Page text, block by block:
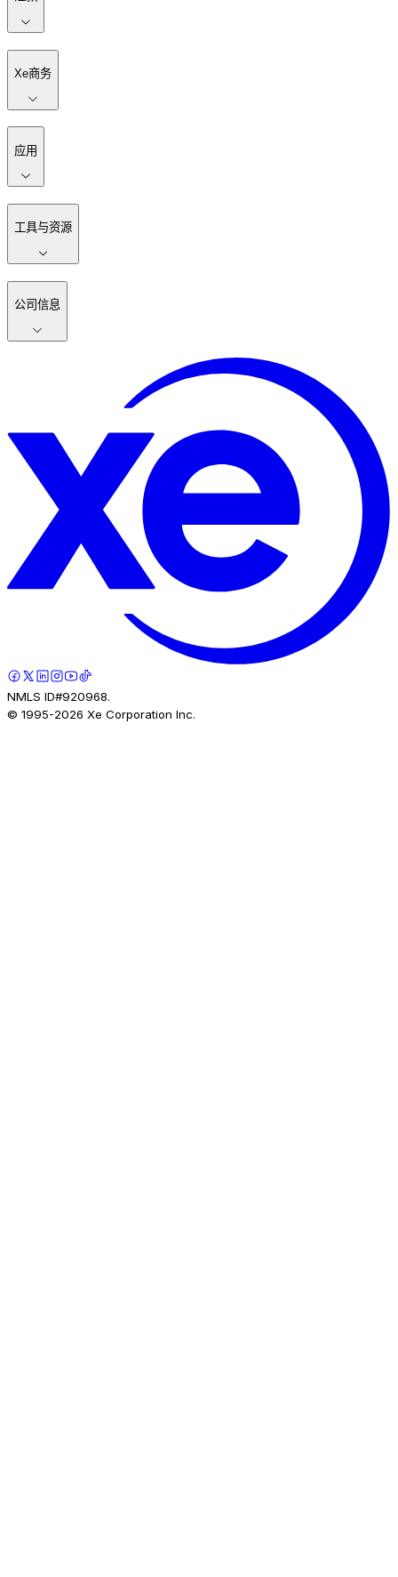
Xe商务
应用
工具与资源
公司信息
NMLS ID#920968.
© 1995-2026 Xe Corporation Inc.